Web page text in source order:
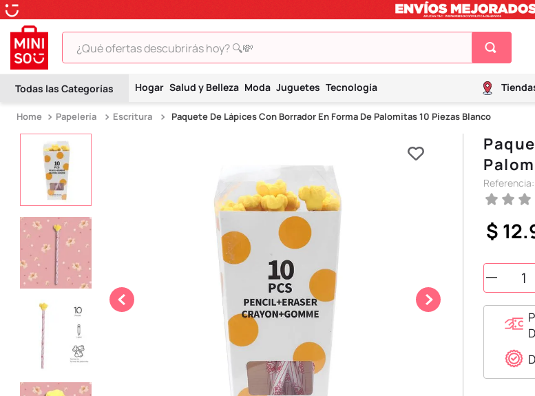
¿Qué ofertas descubrirás hoy? 🔍💸
Hogar Salud y Belleza Moda Juguetes Tecnología
Papelería Escritura Paquete De Lápices Con Borrador En Forma De Palomitas 10 Piezas Blanco
Referencia:
$ 12.
TÉRMINOS MÁS BUSCADOS
2 .
hello kitty
9.
llaveros
.